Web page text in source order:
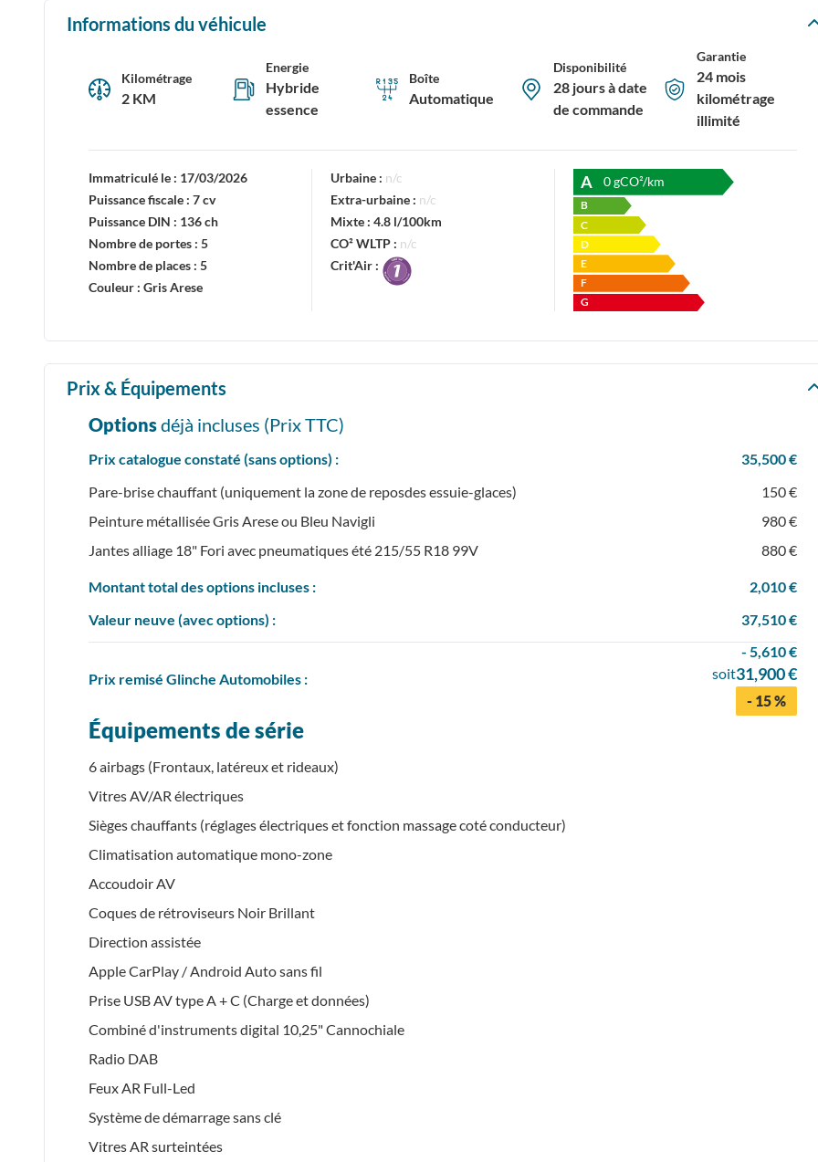
Informations du véhicule
Kilométrage
2 KM
Energie
Hybride
essence
Boîte
Automatique
Disponibilité
28 jours à date
de commande
Garantie
24 mois
kilométrage
illimité
Immatriculé le : 17/03/2026
Puissance fiscale : 7 cv
Puissance DIN : 136 ch
Nombre de portes : 5
Nombre de places : 5
Couleur : Gris Arese
Urbaine : n/c
Extra-urbaine : n/c
Mixte :4.8 l/100km
CO² WLTP : n/c
Crit'Air :
A 0gCO²/km
B
C
D
E
F
G
Prix & Équipements
Optionsdéjà incluses (PrixTTC)
Prix catalogue constaté (sans options) :
35,500 €
Pare-brise chauffant (uniquement la zone de reposdes essuie-glaces)
150 €
Peinture métallisée Gris Arese ou Bleu Navigli
980 €
Jantes alliage 18" Fori avec pneumatiques été 215/55 R18 99V
880 €
Montant total des options incluses :
2,010 €
Valeur neuve (avec options) :
37,510 €
Prix remisé Glinche Automobiles :
- 5,610 €
soit31,900 €
- 15 %
Équipements de série
6 airbags (Frontaux, latéreux et rideaux)
Vitres AV/AR électriques
Sièges chauffants (réglages électriques et fonction massage coté conducteur)
Climatisation automatique mono-zone
Accoudoir AV
Coques de rétroviseurs Noir Brillant
Direction assistée
Apple CarPlay / Android Auto sans fil
Prise USB AV type A + C (Charge et données)
Combiné d'instruments digital 10,25" Cannochiale
Radio DAB
Feux AR Full-Led
Système de démarrage sans clé
Vitres AR surteintées